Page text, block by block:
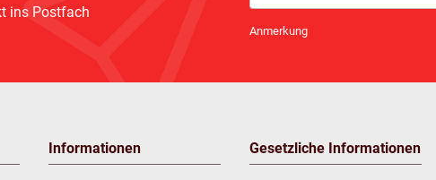
ins Postfach
Anmerkung
Informationen Gesetzliche Informationen